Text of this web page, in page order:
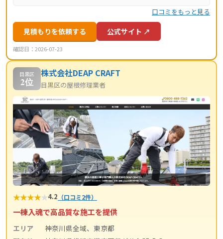
口コミをもっと見る
見積もりを依頼する 公式サイト ↗
確認日：2026-07-23
目黒区
2位
株式会社DEAP CRAFT
目黒区の屋根修理業者
★★★★★4.2 （口コミ2件）
一棟入魂で高品質な施工を提供
エリア
神奈川県全域、東京都